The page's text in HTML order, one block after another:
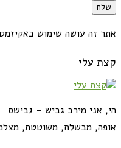
אתר זה עושה שימוש
קצת עלי
הי, אני מירב גביש - גבישס
אופה, מבשלת, משוטטת,